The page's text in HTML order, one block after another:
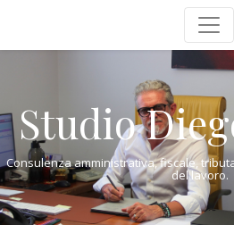
Studio
Consulenza amministrativa, fiscale,
del lavoro.